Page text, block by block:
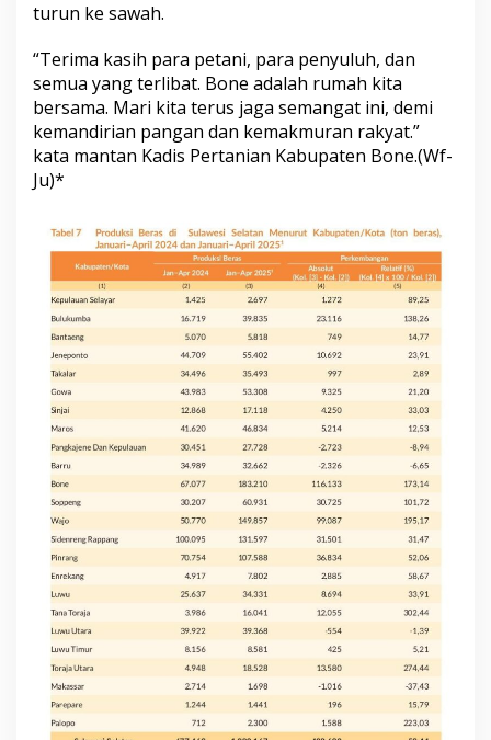
turun ke sawah.
“Terima kasih para petani, para penyuluh, dan
semua yang terlibat. Bone adalah rumah kita
bersama. Mari kita terus jaga semangat ini, demi
kemandirian pangan dan kemakmuran rakyat.”
kata mantan Kadis Pertanian Kabupaten Bone.(Wf-
Ju)*